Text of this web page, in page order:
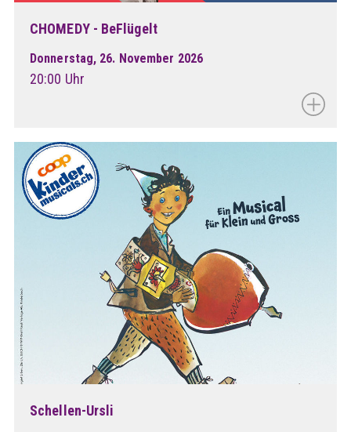
CHOMEDY - BeFlügelt
Donnerstag, 26. November 2026
20:00 Uhr
Schellen-Ursli